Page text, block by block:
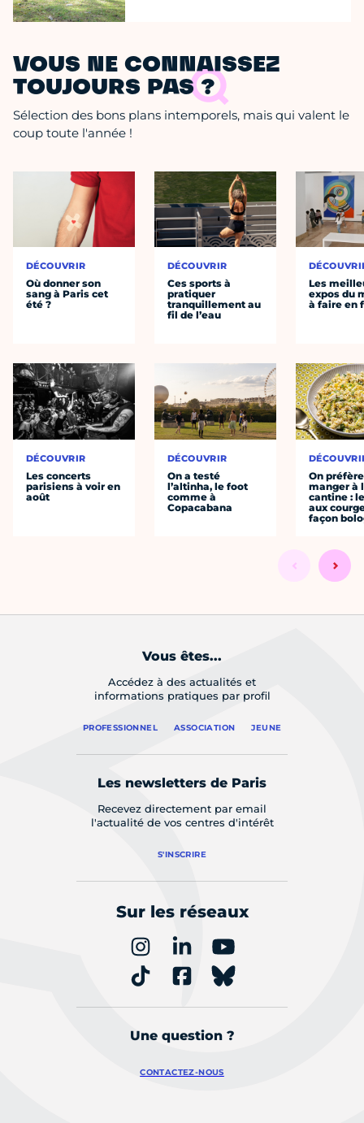
VOUS NE CONNAISSEZ
TOUJOURS PAS ?
Sélection des bons plans intemporels, mais qui valent le
coup toute l'année !
DÉCOUVRIR
Où donner son
sang à Paris cet
été ?
DÉCOUVRIR
Les concerts
parisiens à voir en
août
DÉCOUVRIR
Ces sports à
pratiquer
tranquillement au
fil de l’eau
DÉCOUVRIR
On a testé
l’altinha, le foot
comme à
Copacabana
Les
expos du
à faire en
On préfère
manger à
cantine :
aux
façon
Vous êtes...
Accédez à des actualités et
informations pratiques par profil
PROFESSIONNEL ASSOCIATION JEUNE
Les newsletters de Paris
Recevez directement par email
l'actualité de vos centres d'intérêt
S'INSCRIRE
Sur les réseaux
Une question ?
CONTACTEZ-NOUS